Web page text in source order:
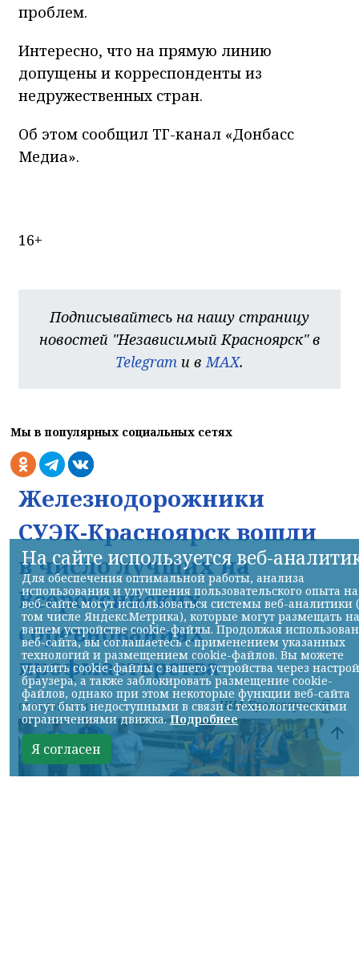
проблем.
Интересно, что на прямую линию
допущены и корреспонденты из
недружественных стран.
Об этом сообщил ТГ-канал «Донбасс
Медиа».
16+
Подписывайтесь на нашу страницу
новостей "Независимый Красноярск" в
Telegram и в MAX.
Мы в популярных социальных сетях
Железнодорожники
СУЭК-Красноярск вошли
в число лучших на
Всероссийских
соревнованиях
профмастерства
07.08.2026 22:13 НИА-Красноярск
На сайте используется веб-
Для обеспечения оптимальной работы, анализа
использования и улучшения пользовательского опыта на
веб-сайте могут использоваться системы веб-аналитики
том числе Яндекс.Метрика), которые могут размещать на
вашем устройстве cookie-файлы. Продолжая
веб-сайта, вы соглашаетесь с применением указанных
технологий и размещением cookie-файлов. Вы можете
удалить cookie-файлы с вашего устройства через
браузера, а также заблокировать размещение cookie-
файлов, однако при этом некоторые функции веб-сайта
могут быть недоступными в связи с технологическими
ограничениями движка.Подробнее
Я согласен